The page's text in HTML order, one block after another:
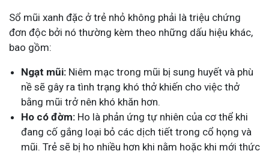
Sổ mũi xanh đặc ở trẻ nhỏ không phải là triệu chứng
đơn độc bởi nó thường kèm theo những dấu hiệu khác,
bao gồm:
Ngạt mũi: Niêm mạc trong mũi bị sung huyết và phù
nề sẽ gây ra tình trạng khó thở khiến cho việc thở
bằng mũi trở nên khó khăn hơn.
Ho có đờm: Ho là phản ứng tự nhiên của cơ thể khi
đang cố gắng loại bỏ các dịch tiết trong cổ họng và
mũi. Trẻ sẽ bị ho nhiều hơn khi nằm hoặc khi mới thức